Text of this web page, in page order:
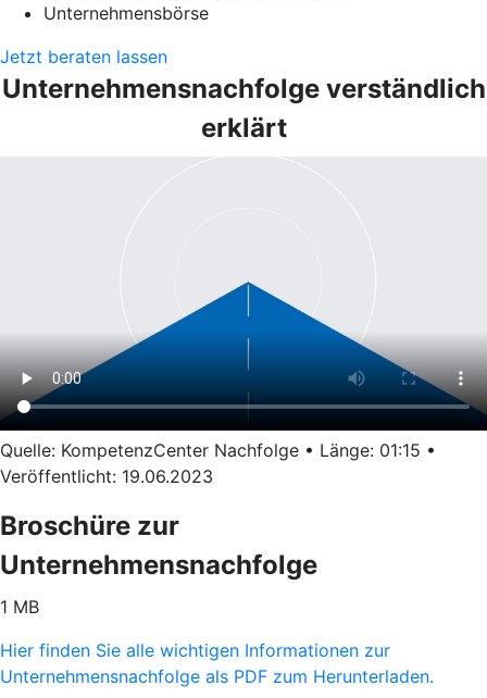
Unternehmensbörse
Jetzt beraten lassen
Unternehmensnachfolge verständlich
erklärt
Quelle: KompetenzCenter Nachfolge • Länge: 01:15 •
Veröffentlicht: 19.06.2023
Broschüre zur
Unternehmensnachfolge
1 MB
Hier finden Sie alle wichtigen Informationen zur
Unternehmensnachfolge als PDF zum Herunterladen.